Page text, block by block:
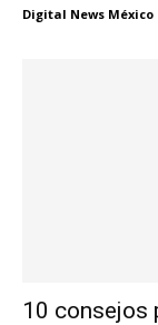
Digital News México
10 consejos